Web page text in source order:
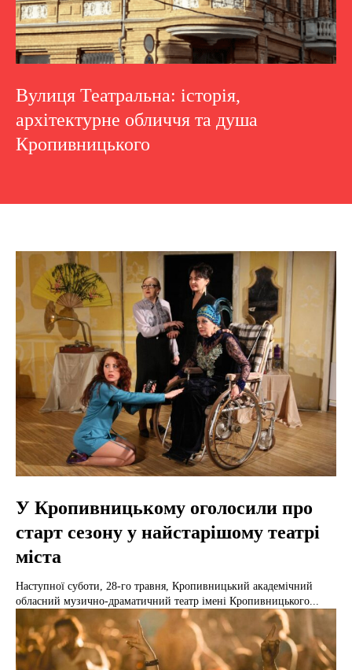
Вулиця Театральна: історія,
архітектурне обличчя та душа
Кропивницького
У Кропивницькому оголосили про
старт сезону у найстарішому театрі
міста
Наступної суботи, 28-го травня, Кропивницький академічний
обласний музично-драматичний театр імені Кропивницького...